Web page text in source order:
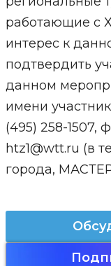
работающие с
интерес к
подтвердить
данном
имени
(495) 258-1507,
htz1@wtt.ru (в
города,